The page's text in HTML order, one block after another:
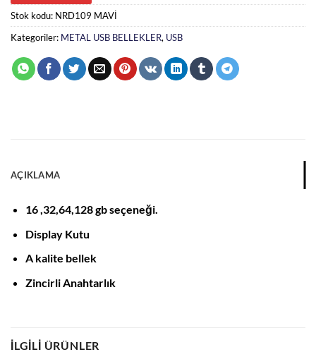
Stok kodu: NRD109 MAVİ
Kategoriler: METAL USB BELLEKLER, USB
AÇIKLAMA
16 ,32,64,128 gb seçeneği.
Display Kutu
A kalite bellek
Zincirli Anahtarlık
İLGILI ÜRÜNLER